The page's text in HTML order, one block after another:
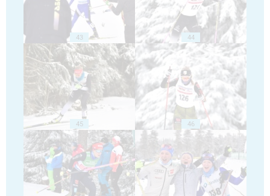
43 44
45 46